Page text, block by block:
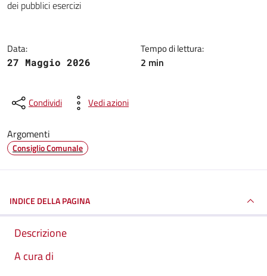
dei pubblici esercizi
Data:
27 Maggio 2026
Tempo di lettura:
2 min
Condividi Vedi azioni
Argomenti
Consiglio Comunale
INDICE DELLA PAGINA
Descrizione
A cura di